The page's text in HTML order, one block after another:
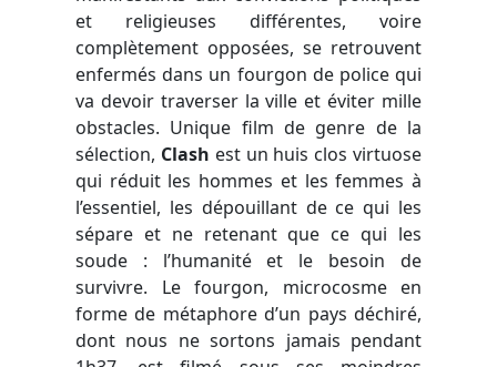
et religieuses différentes, voire
complètement opposées, se retrouvent
enfermés dans un fourgon de police qui
va devoir traverser la ville et éviter mille
obstacles. Unique film de genre de la
sélection, Clash est un huis clos virtuose
qui réduit les hommes et les femmes à
l’essentiel, les dépouillant de ce qui les
sépare et ne retenant que ce qui les
soude : l’humanité et le besoin de
survivre. Le fourgon, microcosme en
forme de métaphore d’un pays déchiré,
dont nous ne sortons jamais pendant